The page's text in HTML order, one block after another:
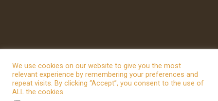
© 2026 Betheme by Muffin group
We use cookies on our website to give you the most
relevant experience by remembering your preferences and
repeat visits. By clicking “Accept”, you consent to the use of
ALL the cookies.